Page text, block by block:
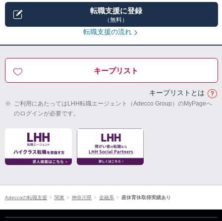
転職支援に登録
（無料）
転職支援の流れ
キープリスト
キープリストとは
※ ご利用にあたってはLHH転職エージェント（Adecco Group）のMyPageへ
のログインが必要です。
Adeccoの転職支援 関東 神奈川県 金融系 産休育休取得実績あり